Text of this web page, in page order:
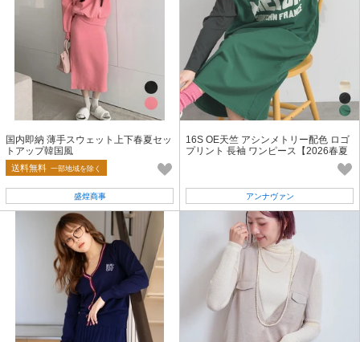
国内即納 薄手スウェット上下春夏セッ
トアップ韓国風
送料無料 一部地域を除く
盛煌商事
16S OE天竺 アシンメトリー配色 ロゴ
プリント 長袖 ワンピース【2026春夏
アンナヴァン